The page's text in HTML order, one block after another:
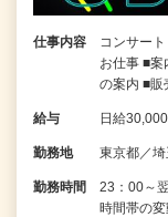
仕事内容
コンサー
お仕事 ■
の案内 ■販
給与 日給
勤務地 東京都／埼
勤務時間
23：00～
時間帯の